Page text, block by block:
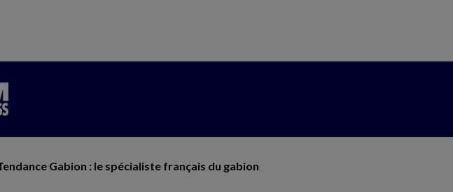
Gabion : le spécialiste français du gabion